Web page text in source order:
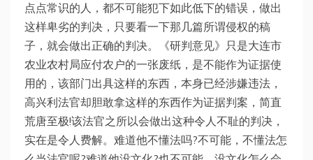
点点常识的人，都不可能犯下如此低下的错误，做出
这样卑劣的判决，只要看一下那几篇所谓侵权的稿
子，就会做出正确的判决。《研判意见》只是大连市
农业农村局应付农户的一张废纸，是不能作为证据使
用的，该部门出具这样的东西，本身已经涉嫌违法，
高兴利法官却胆敢拿这样的东西作为证据判案，简直
荒唐至极!该法官之所以会做出这种令人不耻的判决，
实在是令人费解。难道他不懂法吗?不可能，不懂法怎